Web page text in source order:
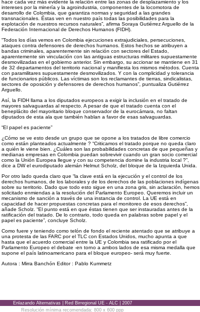
hace cada vez más evidente la relación entre las zonas de desplazamiento y los
intereses por la minería y la agroindustria, componentes de la locomotora de
desarrollo de Colombia, que garantiza normas y seguridad a las grandes
transnacionales. Éstas ven en nuestro país todas las posibilidades para la
explotación de nuestros recursos naturales”, afirma Soraya Gutiérrez Arguello de la
Federación Internacional de Derechos Humanos (FIDH).
“Todos los días vemos en Colombia ejecuciones extrajudiciales, persecuciones,
ataques contra defensores de derechos humanos. Estos hechos se atribuyen a
bandas criminales, aparentemente sin relación con sectores del Estado,
aparentemente sin vinculación con las antiguas estructuras militares supuestamente
desmovilizadas en el gobierno anterior. Sin embargo, su accionar se mantiene en 31
de 32 departamentos del territorio nacional y manifiesta los mismos métodos. Cuenta
con paramilitares supuestamente desmovilizados. Y con la complicidad y tolerancia
de funcionarios públicos. Las víctimas son los reclamantes de tierras, sindicalistas,
sectores de oposición y defensores de derechos humanos”, puntualiza Gutiérrez
Arguello.
Así, la FIDH llama a los diputados europeos a exigir la inclusión en el tratado de
mayores salvaguardas al respecto. A pesar de que el tratado cuenta con el
beneplácito del mayoritario bloque conservador de la eurocámara, no faltan
diputados de esta ala que también hablan a favor de esas salvaguardas.
“El papel es paciente”
¿Cómo se ve esto desde un grupo que se opone a los tratados de libre comercio
como están planteados actualmente ? “Criticamos el tratado porque no queda claro
a quién le viene bien. ¿Cuáles son las probabilidades concretas de que pequeñas y
medianas empresas en Colombia puedan sobrevivir cuando un gran socio comercial
como la Unión Europea llegue y con su competencia domine la industria local ?”,
dice a DW el eurodiputado alemán Helmut Scholz, del bloque de la Izquierda Unida.
Por otro lado queda claro que “la clave está en la ejecución y el control de los
derechos humanos, de los laborales y de los derechos de las poblaciones indígenas
sobre su territorio. Dado que todo esto sigue en una zona gris, sin aclaración, hemos
solicitado enmiendas a la resolución del Parlamento Europeo. Queremos incluir un
mecanismo de sanción a través de una instancia de control. La UE está en
capacidad de hacer propuestas concretas para el monitoreo de esos derechos”,
añade Scholz. “El punto está en que éstas tienen que ser instauradas antes de la
ratificación del tratado. De lo contrario, todo queda en palabras sobre papel y el
papel es paciente”, concluye Scholz.
Como fuere y teniendo como telón de fondo el reciente atentado que se atribuye a
una protesta de las FARC por el TLC con Estados Unidos, mucho apunta a que
hasta que el acuerdo comercial entre la UE y Colombia sea ratificado por el
Parlamento Europeo el debate -en torno a ambos lados de esa misma medalla que
supone el país latinoamericano para el bloque europeo- será muy fuerte.
Autora : Mirra Banchón Editor : Pablo Kummetz
Enlazando Alternativas | Red Birregional UE - ALC | 2007
Resolución mínima recomendada: 800 x 600 ppp